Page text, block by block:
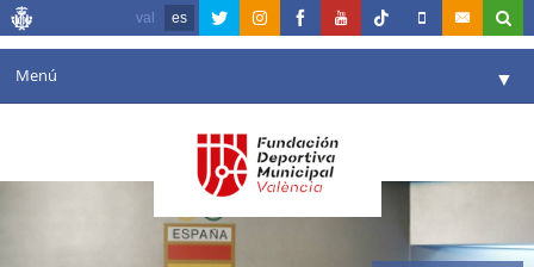
val es
Menú ▼
Agenda
▼